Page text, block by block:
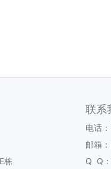
栋
联系
电话
邮箱
Q Q